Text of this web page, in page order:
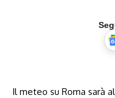
Il meteo su Roma sarà